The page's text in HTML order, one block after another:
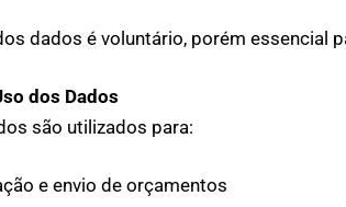
dados é voluntário, porém essencial
dos Dados
são utilizados para:
e envio de orçamentos